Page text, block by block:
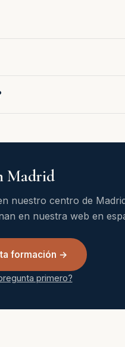
Madrid
nuestro centro de
en nuestra web en
formación →
primero?